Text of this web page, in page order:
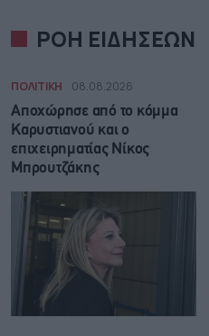
ΡΟΗ ΕΙΔΗΣΕΩΝ
ΠΟΛΙΤΙΚΗ 08.08.2026
Αποχώρησε από το κόμμα
Καρυστιανού και ο
επιχειρηματίας Νίκος
Μπρουτζάκης